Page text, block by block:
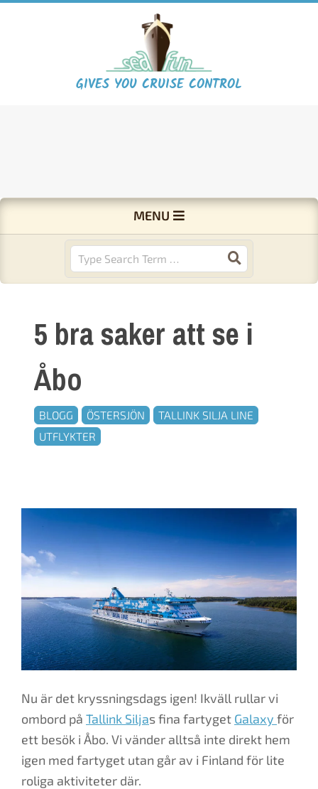
F
GIVES YOU CRUISE CONTROL
Primary
MENU
5 bra saker att se i
Åbo
BLOGG ÖSTERSJÖN
TALLINK SILJA LINE
UTFLYKTER
Nu är det kryssningsdags igen! Ikväll rullar vi
ombord på Tallink Siljas fina fartyget Galaxy för
ett besök i Åbo. Vi vänder alltså inte direkt hem
igen med fartyget utan går av i Finland för lite
roliga aktiviteter där.